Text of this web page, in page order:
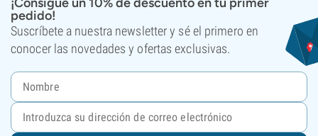
¡Consigue un 10% de descuento en tu primer
pedido!
Suscríbete a nuestra newsletter y sé el primero en
conocer las novedades y ofertas exclusivas.